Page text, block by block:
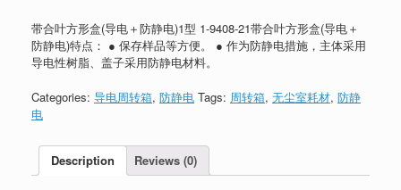
带合叶方形盒(导电＋防静电)1型 1-9408-21带合叶方形盒(导电＋
防静电)特点： ● 保存样品等方便。 ● 作为防静电措施，主体采用
导电性树脂、盖子采用防静电材料。
Categories: 导电周转箱, 防静电 Tags: 周转箱, 无尘室耗材, 防静
电
Description Reviews (0)